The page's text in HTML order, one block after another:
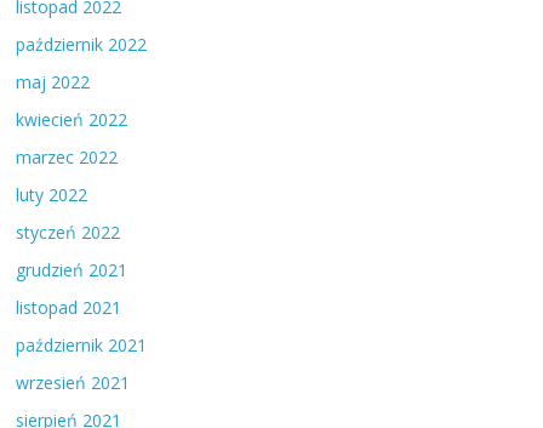
listopad 2022
październik 2022
maj 2022
kwiecień 2022
marzec 2022
luty 2022
styczeń 2022
grudzień 2021
listopad 2021
październik 2021
wrzesień 2021
sierpień 2021